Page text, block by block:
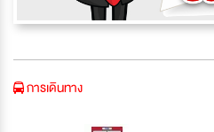
การเดินทาง